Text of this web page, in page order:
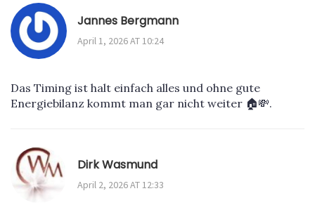
Jannes Bergmann
April 1, 2026 AT 10:24
Das Timing ist halt einfach alles und ohne gute
Energiebilanz kommt man gar nicht weiter 🏠💸.
Dirk Wasmund
April 2, 2026 AT 12:33